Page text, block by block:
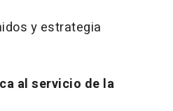
y estrategia
al servicio de la